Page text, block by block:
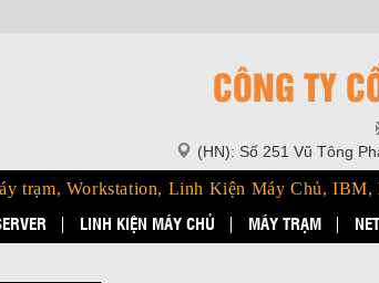
CÔNG TY
(HN): Số 251 Vũ Tông
trạm, Workstation, Linh Kiện Máy Chủ,
LINH KIỆN MÁY CHỦ MÁY TRẠM